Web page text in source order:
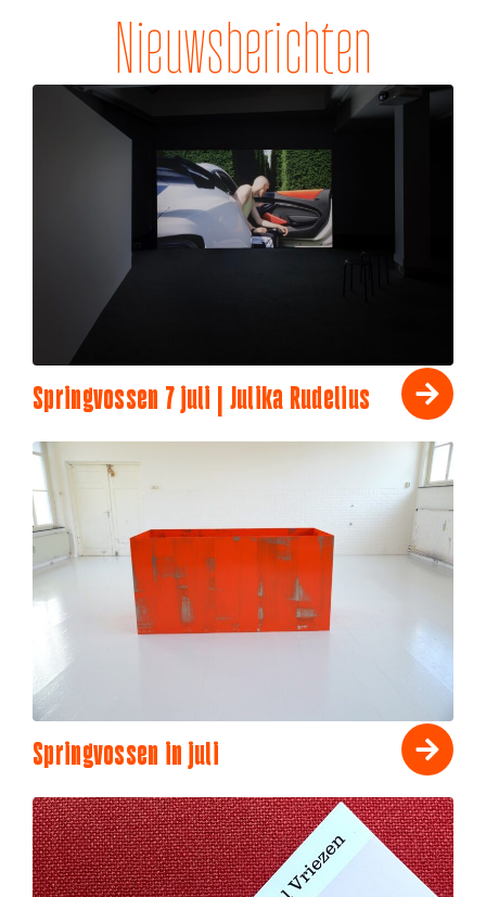
Nieuwsberichten
Springvossen 7 juli | Julika Rudelius
Springvossen in juli